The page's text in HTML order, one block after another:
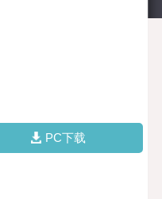
PC下载